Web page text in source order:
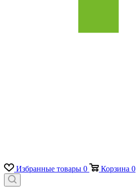
Избранные товары 0 Корзина 0